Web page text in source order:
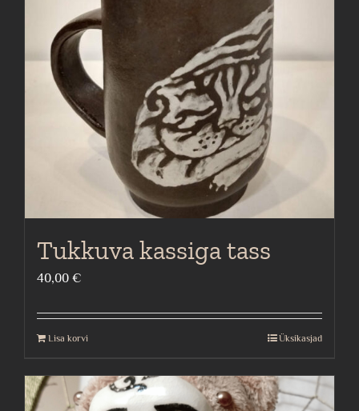
Tukkuva kassiga tass
40,00 €
Lisa korvi Üksikasjad